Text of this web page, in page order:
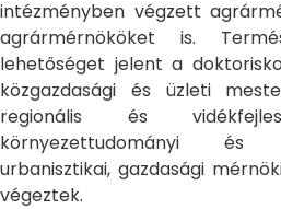
intézményben végzett
agrármérnököket is.
lehetőséget jelent a
közgazdasági és üzleti
regionális és
környezettudományi és
urbanisztikai, gazdasági
végeztek.